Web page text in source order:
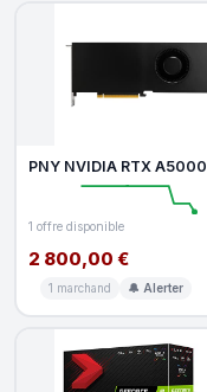
PNY NVIDIA RTX A5000
1 offre disponible
2 800,00 €
1 marchand 🔔 Alerter